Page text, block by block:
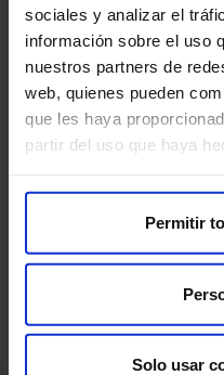
sociales y analizar el
información sobre el uso
nuestros partners de
web, quienes pueden
que les haya
partir del uso que haya
Permitir
Solo usar